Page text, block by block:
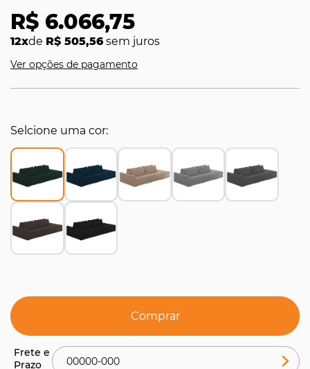
R$ 6.066,75
12xde R$ 505,56 sem juros
Ver opções de pagamento
Selcione uma cor
Comprar